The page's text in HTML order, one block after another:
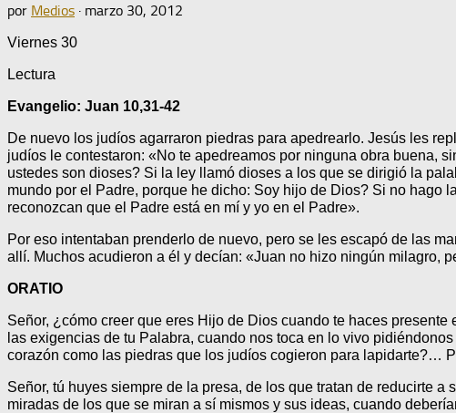
por Medios · marzo 30, 2012
Viernes 30
Lectura
Evangelio: Juan 10,31-42
De nuevo los judíos agarraron piedras para apedrearlo. Jesús les
judíos le contestaron: «No te apedreamos por ninguna obra buena,
ustedes son dioses? Si la ley llamó dioses a los que se dirigió la
mundo por el Padre, porque he dicho: Soy hijo de Dios? Si no hago
reconozcan que el Padre está en mí y yo en el Padre».
Por eso intentaban prenderlo de nuevo, pero se les escapó de las
allí. Muchos acudieron a él y decían: «Juan no hizo ningún milagro,
ORATIO
Señor, ¿cómo creer que eres Hijo de Dios cuando te haces
las exigencias de tu Palabra, cuando nos toca en lo vivo
corazón como las piedras que los judíos cogieron para lapidarte?…
Señor, tú huyes siempre de la presa, de los que tratan de reducirte
miradas de los que se miran a sí mismos y sus ideas, cuando